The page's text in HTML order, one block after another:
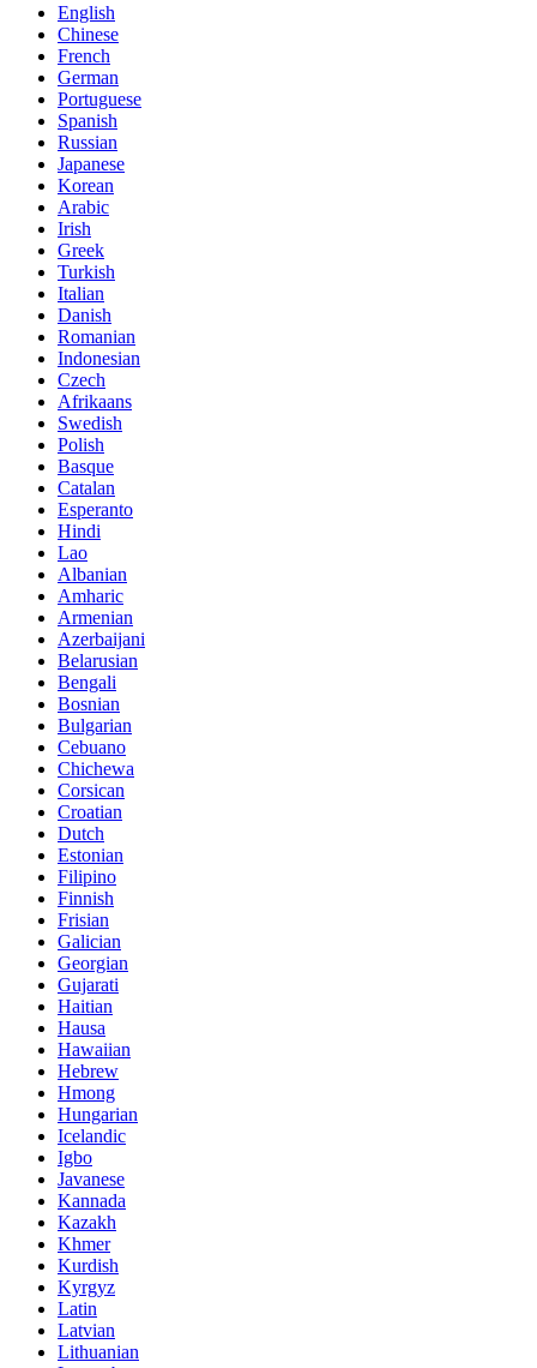
English
Chinese
French
German
Portuguese
Spanish
Russian
Japanese
Korean
Arabic
Irish
Greek
Turkish
Italian
Danish
Romanian
Indonesian
Czech
Afrikaans
Swedish
Polish
Basque
Catalan
Esperanto
Hindi
Lao
Albanian
Amharic
Armenian
Azerbaijani
Belarusian
Bengali
Bosnian
Bulgarian
Cebuano
Chichewa
Corsican
Croatian
Dutch
Estonian
Filipino
Finnish
Frisian
Galician
Georgian
Gujarati
Haitian
Hausa
Hawaiian
Hebrew
Hmong
Hungarian
Icelandic
Igbo
Javanese
Kannada
Kazakh
Khmer
Kurdish
Kyrgyz
Latin
Latvian
Lithuanian